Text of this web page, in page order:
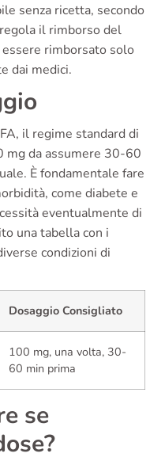
senza ricetta, secondo
il rimborso del
rimborsato solo
dai medici.
il regime standard di
mg da assumere 30-60
È fondamentale fare
come diabete e
eventualmente di
una tabella con i
condizioni di
Dosaggio Consigliato
100 mg, una volta, 30-
60 min prima
se